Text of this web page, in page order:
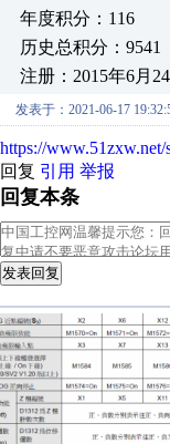
年度积分：116
历史总积分：9541
注册：2015年6月24
发表于：2021-06-17
https://www.51zxw.net/
回复 引用 举报
回复本条
发表回复